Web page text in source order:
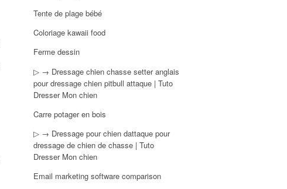
Tente de plage bébé
Coloriage kawaii food
Ferme dessin
▷ → Dressage chien chasse setter anglais
pour dressage chien pitbull attaque | Tuto
Dresser Mon chien
Carre potager en bois
▷ → Dressage pour chien dattaque pour
dressage de chien de chasse | Tuto
Dresser Mon chien
Email marketing software comparison